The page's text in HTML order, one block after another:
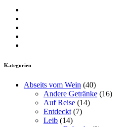
anzeigen
Instagram
auf
anzeigen
UCHEzoa4kYDNenjlP_C_gKIg
YouTube
anzeigen
Kategorien
Abseits vom Wein (40)
Andere Getränke (16)
Auf Reise (14)
Entdeckt (7)
Leib (14)